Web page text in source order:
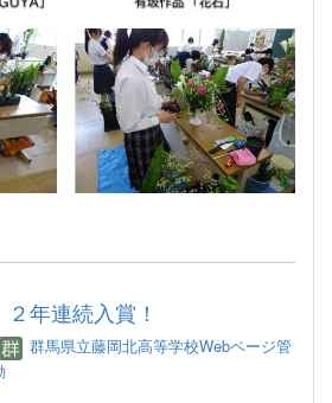
年連続入賞！
群馬県立藤岡北高等学校Webページ管